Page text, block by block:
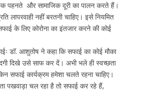
पहनते और सामाजिक दूरी का पालन करते हैं।
लापरवाही नहीं बरतनी चाहिए। इसे नियमित
के लिए कोरोना का इंतजार करने की कोई
डॉ. आशुतोष ने कहा कि सफाई का कोई मौका
दिखे उसे साफ कर दें। अभी भले ही स्वच्छता
सफाई कार्यक्रम हमेशा चलते रहना चाहिए।
पखवाड़ा चल रहा है तो सफाई कर रहे हैं,